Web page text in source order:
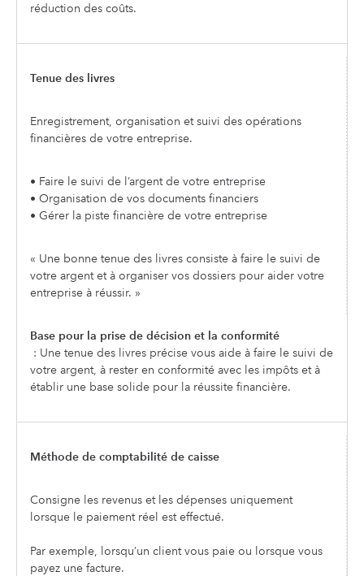
réduction des coûts.
Tenue des livres
Enregistrement, organisation et suivi des opérations
financières de votre entreprise.
• Faire le suivi de l’argent de votre entreprise
• Organisation de vos documents financiers
• Gérer la piste financière de votre entreprise
« Une bonne tenue des livres consiste à faire le suivi de
votre argent et à organiser vos dossiers pour aider votre
entreprise à réussir. »
Base pour la prise de décision et la conformité
: Une tenue des livres précise vous aide à faire le suivi de
votre argent, à rester en conformité avec les impôts et à
établir une base solide pour la réussite financière.
Méthode de comptabilité de caisse
Consigne les revenus et les dépenses uniquement
lorsque le paiement réel est effectué.
Par exemple, lorsqu’un client vous paie ou lorsque vous
payez une facture.